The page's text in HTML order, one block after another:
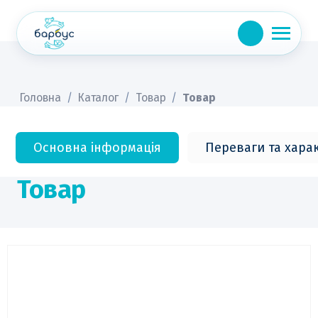
content
Головна / Каталог / Товар / Товар
Основна інформація Переваги та
Товар